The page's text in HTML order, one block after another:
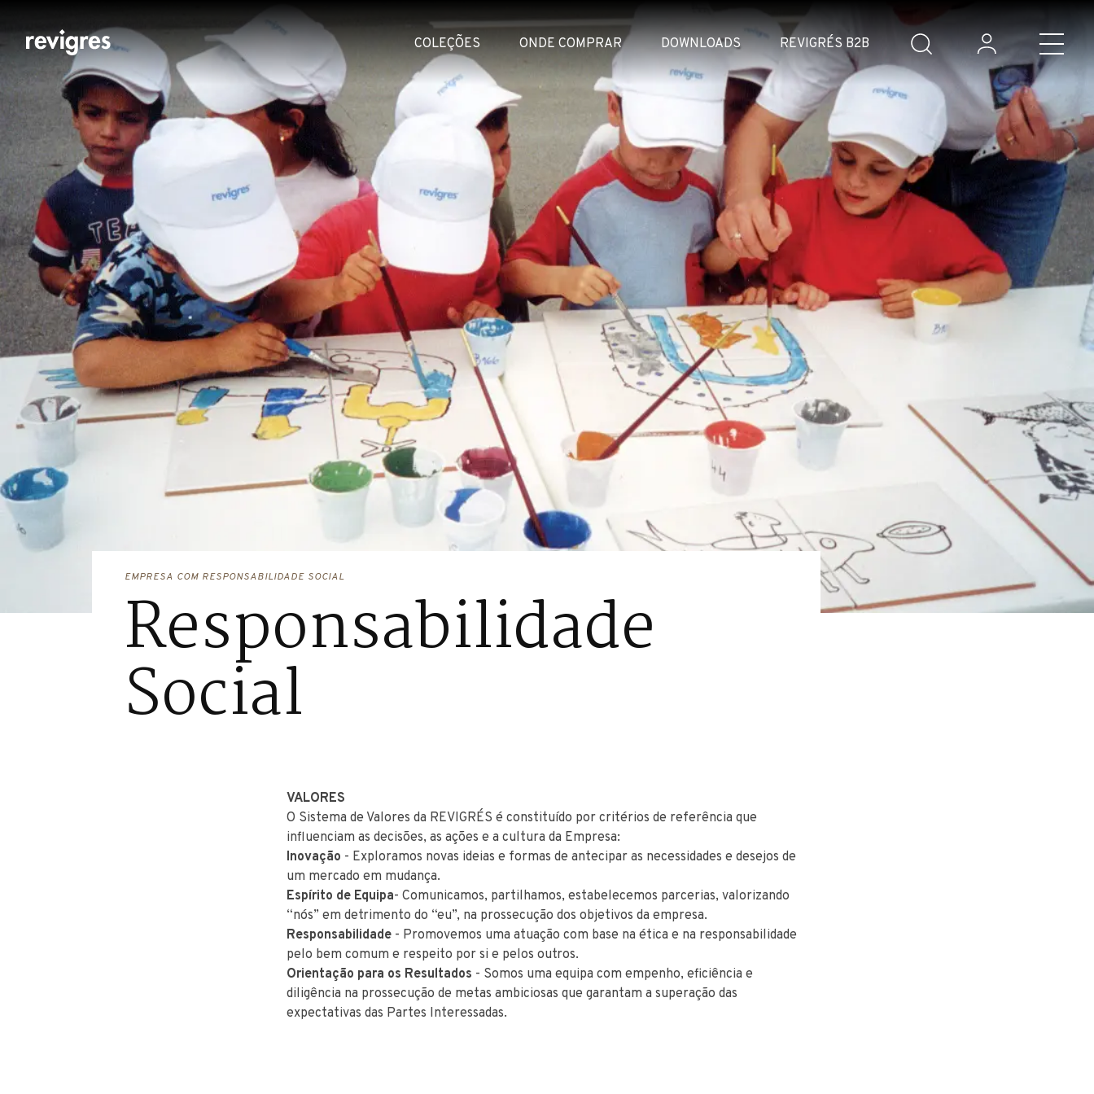
COLEÇÕES ONDE COMPRAR DOWNLOADS REVIGRÉS B2B
EMPRESA COM RESPONSABILIDADE SOCIAL
Responsabilidade
Social
VALORES
O Sistema de Valores da REVIGRÉS é constituído por critérios de referência que
influenciam as decisões, as ações e a cultura da Empresa:
Inovação - Exploramos novas ideias e formas de antecipar as necessidades e desejos de
um mercado em mudança.
Espírito de Equipa- Comunicamos, partilhamos, estabelecemos parcerias, valorizando
“nós” em detrimento do “eu”, na prossecução dos objetivos da empresa.
Responsabilidade - Promovemos uma atuação com base na ética e na responsabilidade
pelo bem comum e respeito por si e pelos outros.
Orientação para os Resultados - Somos uma equipa com empenho, eficiência e
diligência na prossecução de metas ambiciosas que garantam a superação das
expectativas das Partes Interessadas.